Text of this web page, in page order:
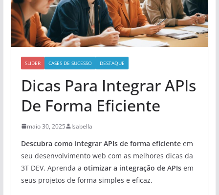
SLIDER CASES DE SUCESSO DESTAQUE
Dicas Para Integrar APIs
De Forma Eficiente
maio 30, 2025 Isabella
Descubra como integrar APIs de forma eficienteem
seu desenvolvimento web com as melhores dicas da
3T DEV. Aprenda a otimizar a integração de APIsem
seus projetos de forma simples e eficaz.